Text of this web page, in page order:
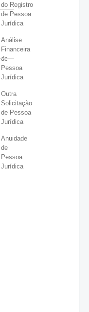
do Registro
de Pessoa
Jurídica
Análise
Financeira
de
Pessoa
Jurídica
Outra
Solicitação
de Pessoa
Jurídica
Anuidade
de
Pessoa
Jurídica